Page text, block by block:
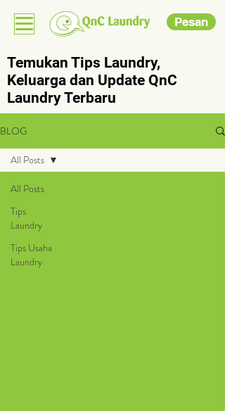
Pesan
Temukan Tips Laundry,
Keluarga dan Update QnC
Laundry Terbaru
BLOG
All Posts
Tips
Laundry
Tips Usaha
Laundry
All Posts